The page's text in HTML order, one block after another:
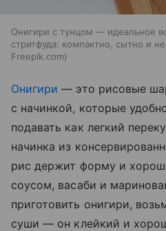
Онигири с тунцом — идеальное
стритфуда: компактно, сытно и
Freepik.com
Онигири — это рисовые
с начинкой, которые
подавать как легкий
начинка из
рис держит форму и
соусом, васаби и
приготовить онигири,
суши — он клейкий и